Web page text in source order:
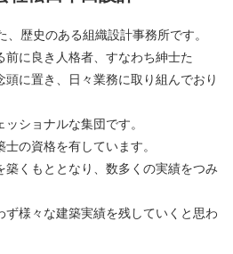
歴史のある組織設計事務所です。
に良き人格者、すなわち紳士た
に置き、日々業務に取り組んでおり
ショナルな集団です。
の資格を有しています。
築くもととなり、数多くの実績をつみ
ず様々な建築実績を残していくと思わ